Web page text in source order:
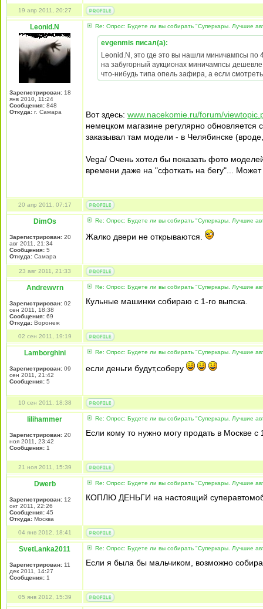
19 апр 2011, 20:27
Leonid.N
Зарегистрирован: 18
янв 2010, 11:24
Сообщения: 848
Откуда: г. Самара
Re: Опрос: Будете ли вы собирать "Суперкары. Лучшие
evgenmis писал(а):
Leonid.N, это где это вы нашли миничампсы
на забугорный аукционах миничампсы
что-нибудь типа опель зафира, а если
Вот здесь: www.nacekomie.ru/forum/
немецком магазине регулярно
заказывал там модели - в Челябинске
Vega/ Очень хотел бы показать фото
времени даже на "сфоткать на бегу"...
20 апр 2011, 07:17
DimOs
Зарегистрирован: 20
авг 2011, 21:34
Сообщения: 5
Откуда: Самара
Re: Опрос: Будете ли вы собирать "Суперкары. Лучшие
Жалко двери не открываются.
23 авг 2011, 21:33
Andrewvrn
Зарегистрирован: 02
сен 2011, 18:38
Сообщения: 69
Откуда: Воронеж
Re: Опрос: Будете ли вы собирать "Суперкары. Лучшие
Кульные машинки собираю с 1-го выпска.
02 сен 2011, 19:19
Lamborghini
Зарегистрирован: 09
сен 2011, 21:42
Сообщения: 5
Re: Опрос: Будете ли вы собирать "Суперкары. Лучшие
если деньги будут,соберу
10 сен 2011, 18:38
lilihammer
Зарегистрирован: 20
ноя 2011, 23:42
Сообщения: 1
Re: Опрос: Будете ли вы собирать "Суперкары. Лучшие
Если кому то нужно могу продать в Москве
21 ноя 2011, 15:39
Dwerb
Зарегистрирован: 12
окт 2011, 22:26
Сообщения: 45
Откуда: Москва
Re: Опрос: Будете ли вы собирать "Суперкары. Лучшие
КОПЛЮ ДЕНЬГИ на настоящий
04 янв 2012, 18:41
SvetLanka2011
Зарегистрирован: 11
дек 2011, 14:27
Сообщения: 1
Re: Опрос: Будете ли вы собирать "Суперкары. Лучшие
Если я была бы мальчиком, возможно
05 янв 2012, 15:39